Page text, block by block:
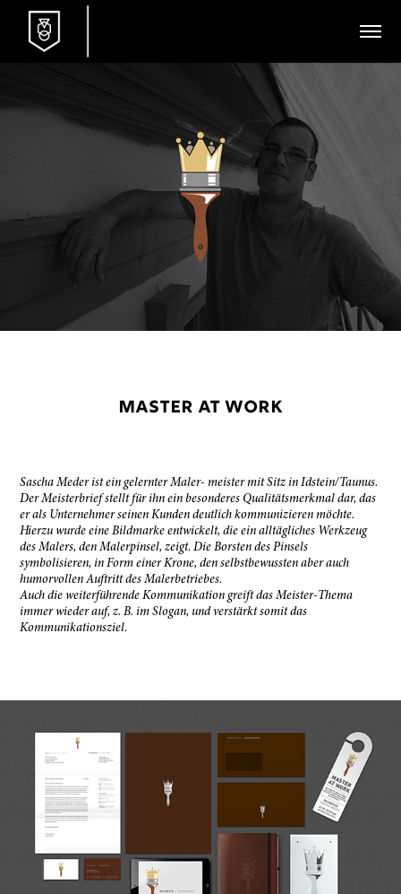
MASTER AT WORK
Sascha Meder ist ein gelernter Maler- meister mit Sitz in Idstein/Taunus.
Der Meisterbrief stellt für ihn ein besonderes Qualitätsmerkmal dar, das
er als Unternehmer seinen Kunden deutlich kommunizieren möchte.
Hierzu wurde eine Bildmarke entwickelt, die ein alltägliches Werkzeug
des Malers, den Malerpinsel, zeigt. Die Borsten des Pinsels
symbolisieren, in Form einer Krone, den selbstbewussten aber auch
humorvollen Auftritt des Malerbetriebes.
Auch die weiterführende Kommunikation greift das Meister-Thema
immer wieder auf, z. B. im Slogan, und verstärkt somit das
Kommunikationsziel.